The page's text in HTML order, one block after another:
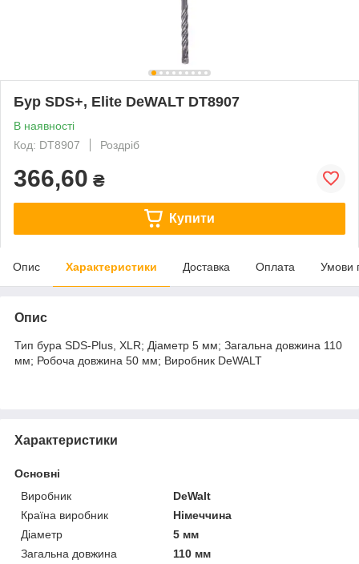
Бур SDS+, Elite DeWALT DT8907
В наявності
Код: DT8907
Роздріб
366,60 ₴
Купити
Опис Характеристики Доставка Оплата Умови
Опис
Тип бура SDS-Plus, XLR; Діаметр 5 мм; Загальна довжина 110
мм; Робоча довжина 50 мм; Виробник DeWALT
Характеристики
Основні
Виробник
DeWalt
Країна виробник
Німеччина
Діаметр
5 мм
Загальна довжина
110 мм